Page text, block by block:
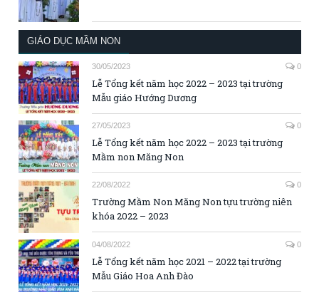
GIÁO DỤC MẦM NON
30/05/2023 0
Lễ Tổng kết năm học 2022 – 2023 tại trường
Mẫu giáo Hướng Dương
27/05/2023 0
Lễ Tổng kết năm học 2022 – 2023 tại trường
Mầm non Măng Non
22/08/2022 0
Trường Mầm Non Măng Non tựu trường niên
khóa 2022 – 2023
04/08/2022 0
Lễ Tổng kết năm học 2021 – 2022 tại trường
Mẫu Giáo Hoa Anh Đào